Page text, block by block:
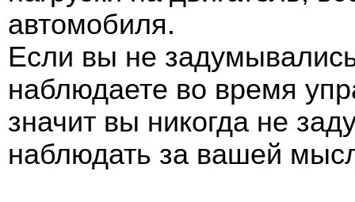
автомобиля.
Если вы не
наблюдаете во время
значит вы никогда не
наблюдать за вашей